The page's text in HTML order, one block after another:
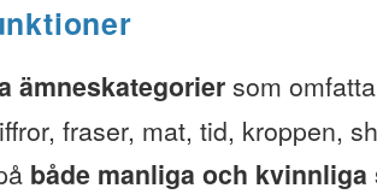
ämneskategorier som
fraser, mat, tid, kroppen,
både manliga och